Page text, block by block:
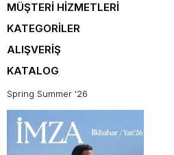
MÜŞTERİ HİZMETLERİ
KATEGORİLER
ALIŞVERİŞ
KATALOG
Spring Summer '26